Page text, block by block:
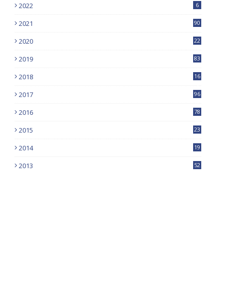
2022 6
2021 90
2020
22
2019
83
2018
16
2017
96
2016
78
2015 23
2014 19
2013 52